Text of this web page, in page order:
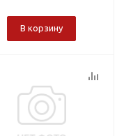
В корзину